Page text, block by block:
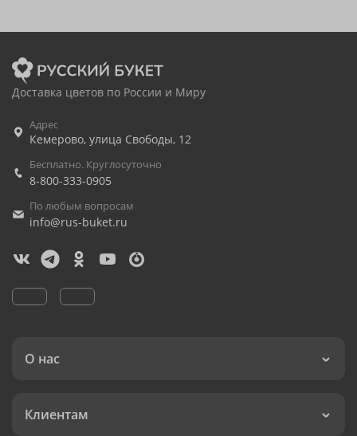
Доставка цветов по России и Миру
Адрес
Кемерово, улица Свободы, 12
Бесплатно. Круглосуточно
8-800-333-0905
По любым вопросам
info@rus-buket.ru
О нас
Клиентам